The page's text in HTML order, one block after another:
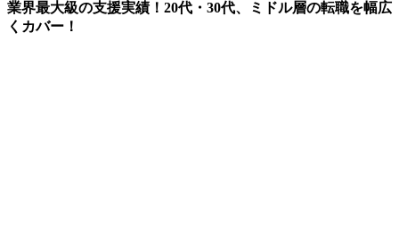
業界最大級の支援実績！20代・30代、ミドル層の転職を幅広
くカバー！